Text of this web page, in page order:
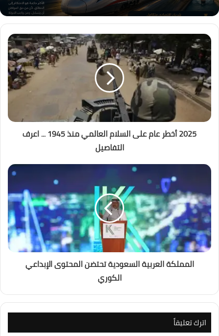
2025 أخطر عام على السلام العالمي منذ 1945 ... اعرف
التفاصيل
المملكة العربية السعودية تحتضن المحتوى الإبداعي
الكوري
اترك تعليقاً